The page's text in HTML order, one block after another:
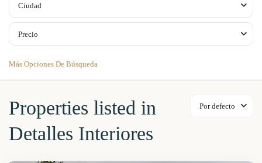
Ciudad
Precio
Más Opciones De Búsqueda
Por defecto
Properties listed in
Detalles Interiores